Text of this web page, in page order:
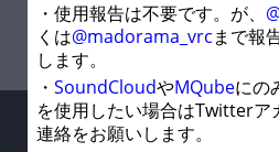
・使用報告は不要です。が、
くは@madorama_vrcまで報
します。
・ SoundCloudやMQubeにの
を使用したい場合はTwitterア
連絡をお願いします。